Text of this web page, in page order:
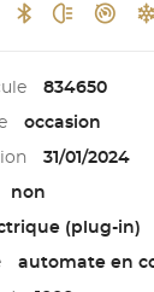
834650
occasion
31/01/2024
non
(plug-in)
automate en